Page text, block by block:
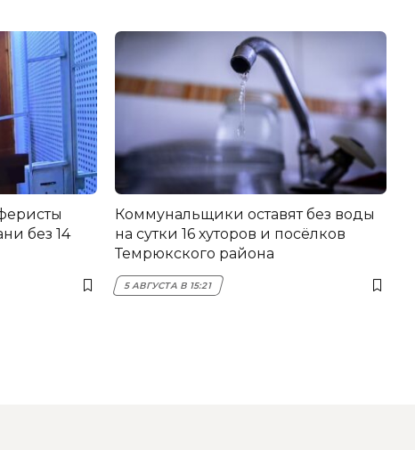
без 14
Коммунальщики оставят без воды
на сутки 16 хуторов и посёлков
Темрюкского района
5 АВГУСТА В 15:21